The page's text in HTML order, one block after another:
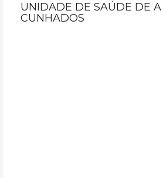
UNIDADE DE SAÚDE DE
CUNHADOS